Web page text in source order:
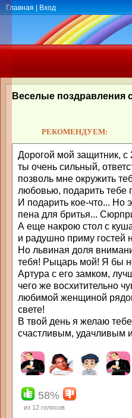
Главная Вход
Веселые поздравления
РЕКОМЕНДУЕМ:
Дорогой мой защитник,
ты очень сильный,
позволь мне окружить
любовью, подарить тебе
И подарить кое-что... Но
пена для бритья...
А еще накрою стол с
и радушно приму гостей
Но львиная доля
тебя! Рыцарь мой! Я бы
Артура с его замком,
чего же восхитительно
любимой женщиной
свете!
В твой день я желаю
счастливым, удачливым
58%
из 12 голосов